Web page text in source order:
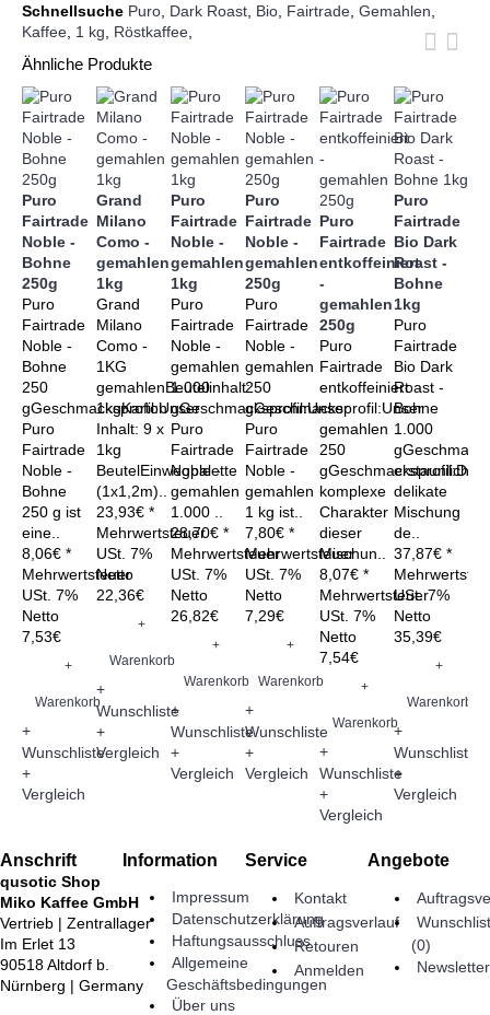
Schnellsuche Puro Dark Roast Bio Fairtrade Gemahlen
Kaffee 1 kg Röstkaffee
Ähnliche Produkte
Puro
Fairtrade
Noble -
Bohne
250g
Puro
Fairtrade
Noble -
Bohne
250
gGeschmacksprofil:Unser
Puro
Fairtrade
Noble -
Bohne
250 g ist
eine..
8,06€ *
Mehrwertsteuer
USt. 7%
Netto
7,53€
+
Warenkorb
+
Wunschliste
+
Vergleich
Grand
Milano
Como -
gemahlen
1kg
Grand
Milano
Como -
1KG
gemahlenBeutelinhalt:
1kgKarton
Inhalt: 9 x
1kg
BeutelEinwegpalette
(1x1,2m)..
23,93€ *
Mehrwertsteuer
USt. 7%
Netto
22,36€
+
Warenkorb
+
Wunschliste
+
Vergleich
Puro
Fairtrade
Noble -
gemahlen
1kg
Puro
Fairtrade
Noble -
gemahlen
1.000
gGeschmacksprofil:Unser
Puro
Fairtrade
Noble -
gemahlen
1.000 ..
28,70€ *
Mehrwertsteuer
USt. 7%
Netto
26,82€
+
Warenkorb
+
Wunschliste
+
Vergleich
Puro
Fairtrade
Noble -
gemahlen
250g
Puro
Fairtrade
Noble -
gemahlen
250
gGeschmacksprofil:Unser
Puro
Fairtrade
Noble -
gemahlen
1 kg ist..
7,80€ *
Mehrwertsteuer
USt. 7%
Netto
7,29€
+
Warenkorb
+
Wunschliste
+
Vergleich
Puro
Fairtrade
entkoffeiniert
-
gemahlen
250g
Puro
Fairtrade
entkoffeiniert
-
gemahlen
250
gGeschmacksprofil:Der
komplexe
Charakter
dieser
Mischun..
8,07€ *
Mehrwertsteuer
USt. 7%
Netto
7,54€
+
Warenkorb
+
Wunschliste
+
Vergleich
Puro
Fairtrade
Bio Dark
Roast -
Bohne
1kg
Puro
Fairtrade
Bio Dark
Roast -
Bohne
1.000
erstaunlich
delikate
Mischung
de..
37,87€ *
USt. 7%
Netto
35,39€
+
Warenkorb
+
Wunschliste
+
Vergleich
-
+
Anschrift
qusotic Shop
Miko Kaffee GmbH
Vertrieb | Zentrallager
Im Erlet 13
90518 Altdorf b.
Nürnberg | Germany
Information
Impressum
Datenschutzerklärung
Haftungsausschluss
Allgemeine
Geschäftsbedingungen
Über uns
Service
Kontakt
Auftragsverlauf
Retouren
Anmelden
Angebote
(0)
Newsletter